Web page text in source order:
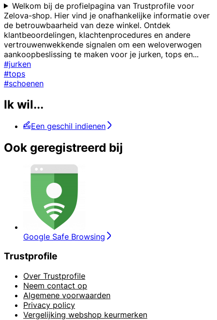
Welkom bij de profielpagina van Trustprofile voor
Zelova-shop. Hier vind je onafhankelijke informatie over
de betrouwbaarheid van deze winkel. Ontdek
klantbeoordelingen, klachtenprocedures en andere
vertrouwenwekkende signalen om een weloverwogen
aankoopbeslissing te maken voor je jurken, tops en...
#jurken
#tops
#schoenen
Ik wil...
Een geschil indienen
Ook geregistreerd bij
Google Safe Browsing
Trustprofile
Over Trustprofile
Neem contact op
Algemene voorwaarden
Privacy policy
Vergelijking webshop keurmerken